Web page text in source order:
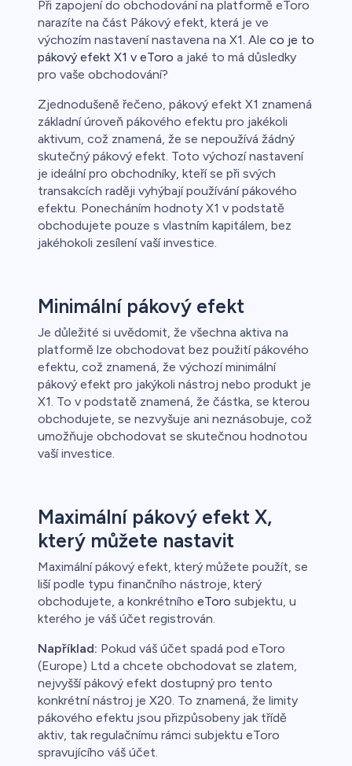
Při zapojení do obchodování na platformě eToro
narazíte na část Pákový efekt, která je ve
výchozím nastavení nastavena na X1. Ale co je to
pákový efekt X1 v eToro a jaké to má důsledky
pro vaše obchodování?
Zjednodušeně řečeno, pákový efekt X1 znamená
základní úroveň pákového efektu pro jakékoli
aktivum, což znamená, že se nepoužívá žádný
skutečný pákový efekt. Toto výchozí nastavení
je ideální pro obchodníky, kteří se při svých
transakcích raději vyhýbají používání pákového
efektu. Ponecháním hodnoty X1 v podstatě
obchodujete pouze s vlastním kapitálem, bez
jakéhokoli zesílení vaší investice.
Minimální pákový efekt
Je důležité si uvědomit, že všechna aktiva na
platformě lze obchodovat bez použití pákového
efektu, což znamená, že výchozí minimální
pákový efekt pro jakýkoli nástroj nebo produkt je
X1. To v podstatě znamená, že částka, se kterou
obchodujete, se nezvyšuje ani neznásobuje, což
umožňuje obchodovat se skutečnou hodnotou
vaší investice.
Maximální pákový efekt X,
který můžete nastavit
Maximální pákový efekt, který můžete použít, se
liší podle typu finančního nástroje, který
obchodujete, a konkrétního eToro subjektu, u
kterého je váš účet registrován.
Například: Pokud váš účet spadá pod eToro
(Europe) Ltd a chcete obchodovat se zlatem,
nejvyšší pákový efekt dostupný pro tento
konkrétní nástroj je X20. To znamená, že limity
pákového efektu jsou přizpůsobeny jak třídě
aktiv, tak regulačnímu rámci subjektu eToro
spravujícího váš účet.